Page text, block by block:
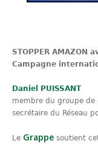
STOPPER AMAZON
Campagne
Daniel PUISSANT
membre du groupe de
secrétaire du Réseau
Le Grappe soutient